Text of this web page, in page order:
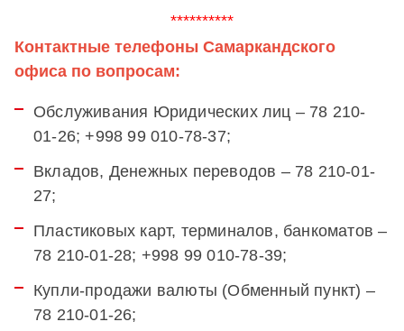
**********
Контактные телефоны Cамаркандского
офиса по вопросам:
Обслуживания Юридических лиц – 78 210-
01-26; +998 99 010-78-37;
Вкладов, Денежных переводов – 78 210-01-
27;
Пластиковых карт, терминалов, банкоматов –
78 210-01-28; +998 99 010-78-39;
Купли-продажи валюты (Обменный пункт) –
78 210-01-26;